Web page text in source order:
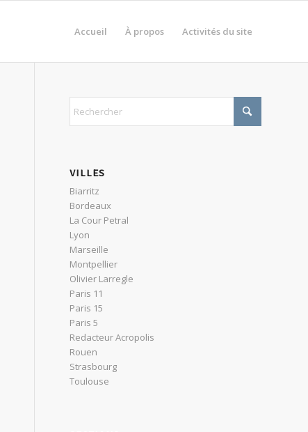
Accueil À propos Activités du site
VILLES
Biarritz
Bordeaux
La Cour Petral
Lyon
Marseille
Montpellier
Olivier Larregle
Paris 11
Paris 15
Paris 5
Redacteur Acropolis
Rouen
Strasbourg
Toulouse